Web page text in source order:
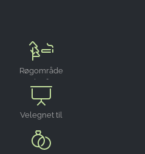
Røgområde
udenfor
Velegnet til
brug af hjemmesiden